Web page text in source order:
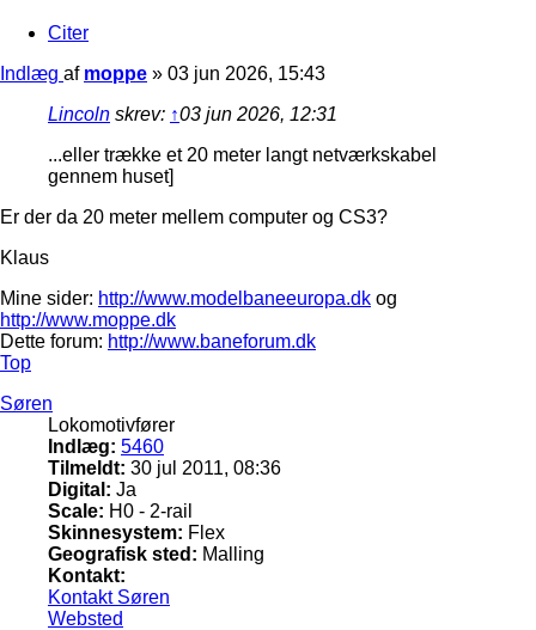
Citer
Indlæg af moppe » 03 jun 2026, 15:43
Lincoln skrev: ↑03 jun 2026, 12:31
...eller trække et 20 meter langt netværkskabel
gennem huset]
Er der da 20 meter mellem computer og CS3?
Klaus
Mine sider: http://www.modelbaneeuropa.dk og
http://www.moppe.dk
Dette forum: http://www.baneforum.dk
Top
Søren
Lokomotivfører
Indlæg: 5460
Tilmeldt: 30 jul 2011, 08:36
Digital: Ja
Scale: H0 - 2-rail
Skinnesystem: Flex
Geografisk sted: Malling
Kontakt:
Kontakt Søren
Websted